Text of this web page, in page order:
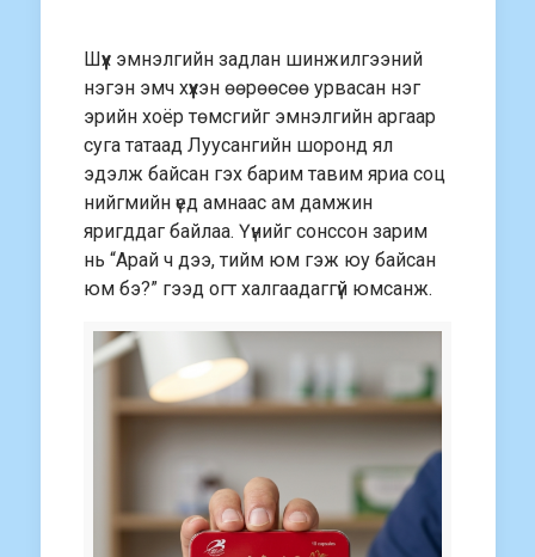
Шүүх эмнэлгийн задлан шинжилгээний
нэгэн эмч хүүхэн өөрөөсөө урвасан нэг
эрийн хоёр төмсгийг эмнэлгийн аргаар
суга татаад Луусангийн шоронд ял
эдэлж байсан гэх барим тавим яриа соц
нийгмийн үед амнаас ам дамжин
яригддаг байлаа. Үүнийг сонссон зарим
нь “Арай ч дээ, тийм юм гэж юу байсан
юм бэ?” гээд огт халгаадаггүй юмсанж.